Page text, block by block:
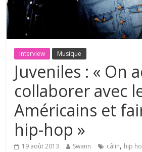
Interview Musique
Juveniles : « On
collaborer avec
Américains et
hip-hop »
19 août 2013 Swann câlin, hip